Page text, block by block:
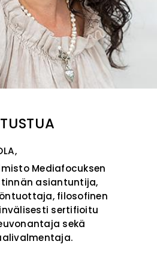
Mediafocuksen
asiantuntija,
filosofinen
sertifioitu
sekä